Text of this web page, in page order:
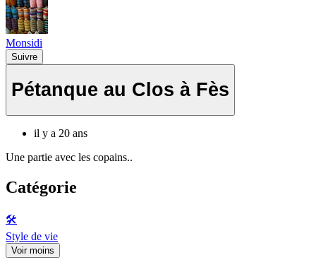
Monsidi
Suivre
Pétanque au Clos à Fès
il y a 20 ans
Une partie avec les copains..
Catégorie
🛠️
Style de vie
Voir moins